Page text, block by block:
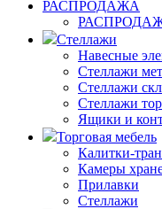
РАСПРОДАЖА
Стеллажи
Навесные
Стеллажи
Стеллажи
Стеллажи
Ящики и
Торговая мебель
Калитки-
Камеры
Прилавки
Стеллажи